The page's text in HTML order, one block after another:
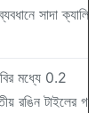
সাদা
মধ্যে 0.2
রঙিন টাইলের গড়)